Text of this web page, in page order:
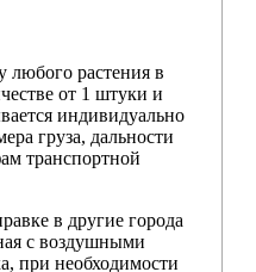
любого растения в
от 1 штуки и
индивидуально
груза, дальности
транспортной
в другие города
с воздушными
при необходимости